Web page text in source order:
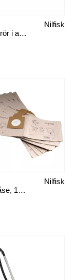
Teleskoprör i aluminium
Nilfisk
Dammpåse, 10 st/fp
Nilfisk